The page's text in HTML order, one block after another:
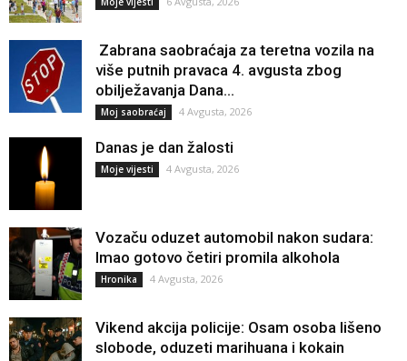
Zabrana saobraćaja za teretna vozila na
više putnih pravaca 4. avgusta zbog
obilježavanja Dana...
Moj saobraćaj 4 Avgusta, 2026
Danas je dan žalosti
Moje vijesti 4 Avgusta, 2026
Vozaču oduzet automobil nakon sudara:
Imao gotovo četiri promila alkohola
Hronika 4 Avgusta, 2026
Vikend akcija policije: Osam osoba lišeno
slobode, oduzeti marihuana i kokain